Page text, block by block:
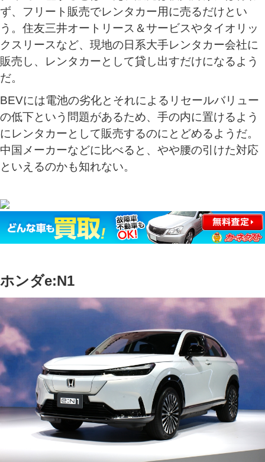
ず、フリート販売でレンタカー用に売るだけとい
う。住友三井オートリース＆サービスやタイオリッ
クスリースなど、現地の日系大手レンタカー会社に
販売し、レンタカーとして貸し出すだけになるよう
だ。
BEVには電池の劣化とそれによるリセールバリュー
の低下という問題があるため、手の内に置けるよう
にレンタカーとして販売するのにとどめるようだ。
中国メーカーなどに比べると、やや腰の引けた対応
といえるのかも知れない。
ホンダe:N1